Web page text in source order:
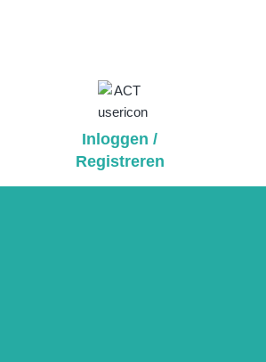
Inloggen /
Registreren